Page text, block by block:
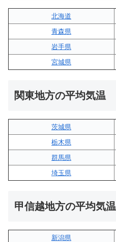
北海道
青森県
岩手県
宮城県
関東地方の平均気温
茨城県
栃木県
群馬県
埼玉県
甲信越地方の平均気温
新潟県